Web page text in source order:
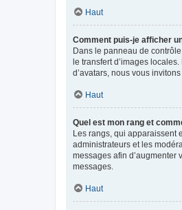
Haut
Comment puis-je afficher
Dans le panneau de
le transfert d’images
d’avatars, nous vous
Haut
Quel est mon rang et
Les rangs, qui apparaissent
administrateurs et les
messages afin d’augmenter
messages.
Haut